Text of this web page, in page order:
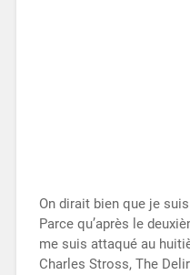
On dirait bien que je
Parce qu’après le
me suis attaqué au
Charles Stross, The